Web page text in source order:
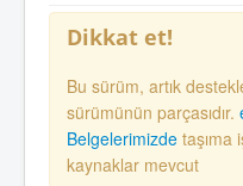
Dikkat et!
Bu sürüm, artık
sürümünün parçasıdır.
Belgelerimizde taşıma
kaynaklar mevcut